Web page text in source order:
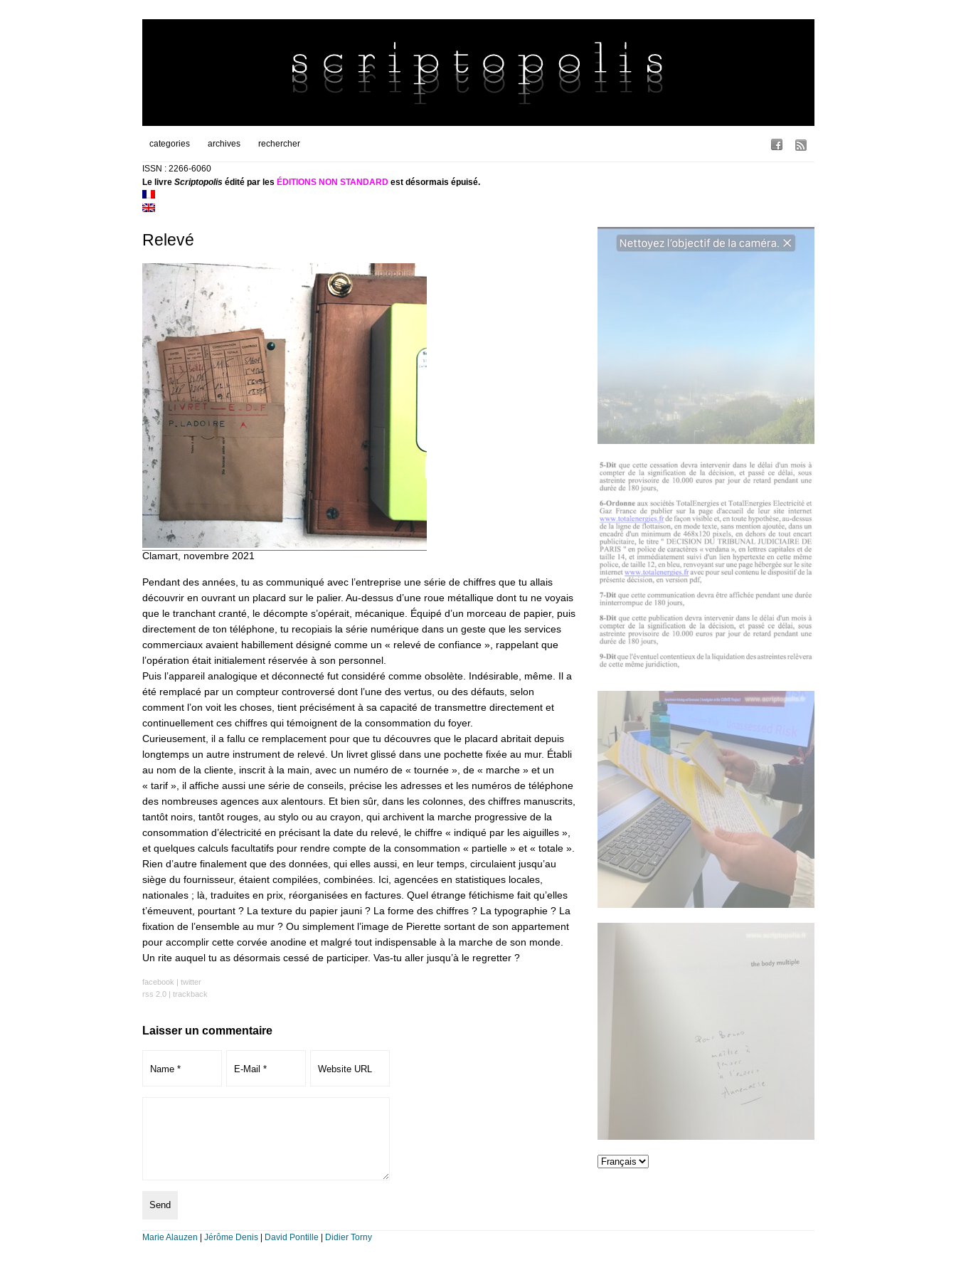
categories archives rechercher
ISSN : 2266-6060
Le livre Scriptopolisédité par les ÉDITIONS NON STANDARDest désormais épuisé.
Relevé
Clamart, novembre 2021
Pendant des années, tu as communiqué avec l’entreprise une série de chiffres que tu allais
découvrir en ouvrant un placard sur le palier. Au-dessus d’une roue métallique dont tu ne voyais
que le tranchant cranté, le décompte s’opérait, mécanique. Équipé d’un morceau de papier, puis
directement de ton téléphone, tu recopiais la série numérique dans un geste que les services
commerciaux avaient habillement désigné comme un « relevé de confiance », rappelant que
l’opération était initialement réservée à son personnel.
Puis l’appareil analogique et déconnecté fut considéré comme obsolète. Indésirable, même. Il a
été remplacé par un compteur controversé dont l’une des vertus, ou des défauts, selon
comment l’on voit les choses, tient précisément à sa capacité de transmettre directement et
continuellement ces chiffres qui témoignent de la consommation du foyer.
Curieusement, il a fallu ce remplacement pour que tu découvres que le placard abritait depuis
longtemps un autre instrument de relevé. Un livret glissé dans une pochette fixée au mur. Établi
au nom de la cliente, inscrit à la main, avec un numéro de « tournée », de « marche » et un
« tarif », il affiche aussi une série de conseils, précise les adresses et les numéros de téléphone
des nombreuses agences aux alentours. Et bien sûr, dans les colonnes, des chiffres manuscrits,
tantôt noirs, tantôt rouges, au stylo ou au crayon, qui archivent la marche progressive de la
consommation d’électricité en précisant la date du relevé, le chiffre « indiqué par les aiguilles »,
et quelques calculs facultatifs pour rendre compte de la consommation « partielle » et « totale ».
Rien d’autre finalement que des données, qui elles aussi, en leur temps, circulaient jusqu’au
siège du fournisseur, étaient compilées, combinées. Ici, agencées en statistiques locales,
nationales ; là, traduites en prix, réorganisées en factures. Quel étrange fétichisme fait qu’elles
t’émeuvent, pourtant ? La texture du papier jauni ? La forme des chiffres ? La typographie ? La
fixation de l’ensemble au mur ? Ou simplement l’image de Pierette sortant de son appartement
pour accomplir cette corvée anodine et malgré tout indispensable à la marche de son monde.
Un rite auquel tu as désormais cessé de participer. Vas-tu aller jusqu’à le regretter ?
facebook | twitter
rss 2.0| trackback
Laisser un commentaire
Marie Alauzen Jérôme Denis| David Pontille Didier Torny